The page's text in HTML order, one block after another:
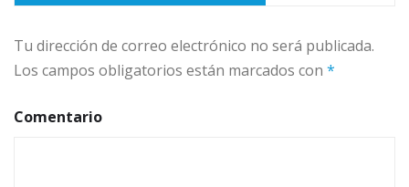
Tu dirección de correo electrónico no será publicada.
Los campos obligatorios están marcados con *
Comentario